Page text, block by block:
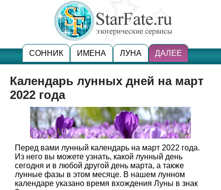
СОННИК ИМЕНА ЛУНА ДАЛЕЕ
Календарь лунных дней на март
2022 года
Перед вами лунный календарь на март 2022 года.
Из него вы можете узнать, какой лунный день
сегодня и в любой другой день марта, а также
лунные фазы в этом месяце. В нашем лунном
календаре указано время вхождения Луны в знак